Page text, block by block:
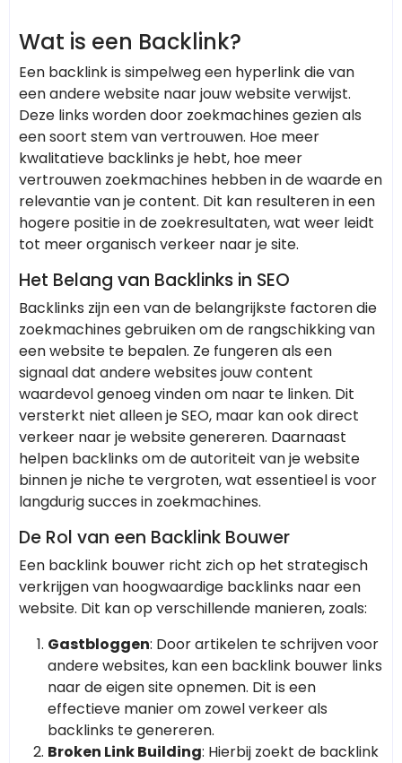
Wat is een Backlink?
Een backlink is simpelweg een hyperlink die van
een andere website naar jouw website verwijst.
Deze links worden door zoekmachines gezien als
een soort stem van vertrouwen. Hoe meer
kwalitatieve backlinks je hebt, hoe meer
vertrouwen zoekmachines hebben in de waarde en
relevantie van je content. Dit kan resulteren in een
hogere positie in de zoekresultaten, wat weer leidt
tot meer organisch verkeer naar je site.
Het Belang van Backlinks in SEO
Backlinks zijn een van de belangrijkste factoren die
zoekmachines gebruiken om de rangschikking van
een website te bepalen. Ze fungeren als een
signaal dat andere websites jouw content
waardevol genoeg vinden om naar te linken. Dit
versterkt niet alleen je SEO, maar kan ook direct
verkeer naar je website genereren. Daarnaast
helpen backlinks om de autoriteit van je website
binnen je niche te vergroten, wat essentieel is voor
langdurig succes in zoekmachines.
De Rol van een Backlink Bouwer
Een backlink bouwer richt zich op het strategisch
verkrijgen van hoogwaardige backlinks naar een
website. Dit kan op verschillende manieren, zoals:
Gastbloggen: Door artikelen te schrijven voor
andere websites, kan een backlink bouwer links
naar de eigen site opnemen. Dit is een
effectieve manier om zowel verkeer als
backlinks te genereren.
Broken Link Building: Hierbij zoekt de backlink